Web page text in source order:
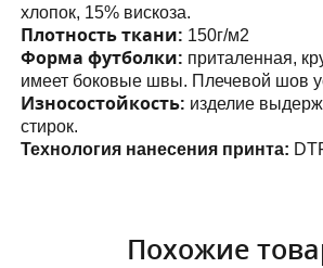
хлопок, 15% вискоза.
Плотность ткани: 150г/м2
Форма футболки: приталенная,
имеет боковые швы. Плечевой шов
Износостойкость: изделие
стирок.
Технология нанесения принта:
Похожие